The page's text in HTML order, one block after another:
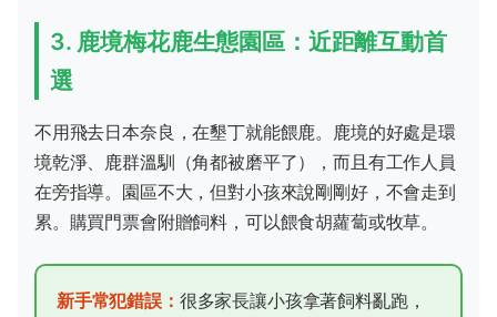
3. 鹿境梅花鹿生態園區：近距離互動首
選
不用飛去日本奈良，在墾丁就能餵鹿。鹿境的好處是環
境乾淨、鹿群溫馴（角都被磨平了），而且有工作人員
在旁指導。園區不大，但對小孩來說剛剛好，不會走到
累。購買門票會附贈飼料，可以餵食胡蘿蔔或牧草。
新手常犯錯誤： 很多家長讓小孩拿著飼料亂跑，